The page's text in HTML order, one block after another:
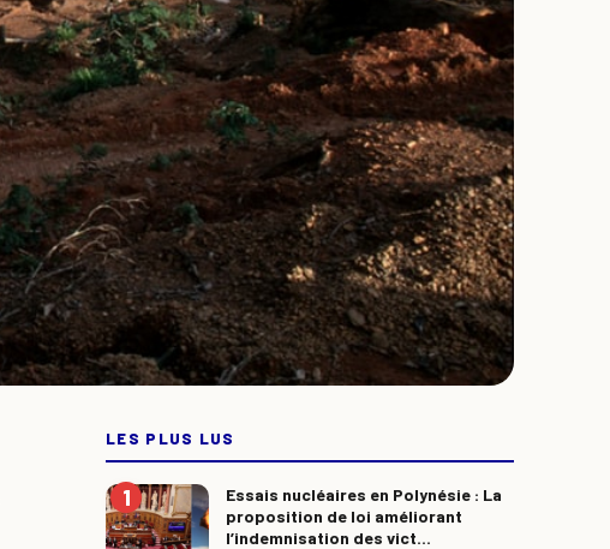
LES PLUS LUS
Essais nucléaires en Polynésie : La
proposition de loi améliorant
l’indemnisation des vict...